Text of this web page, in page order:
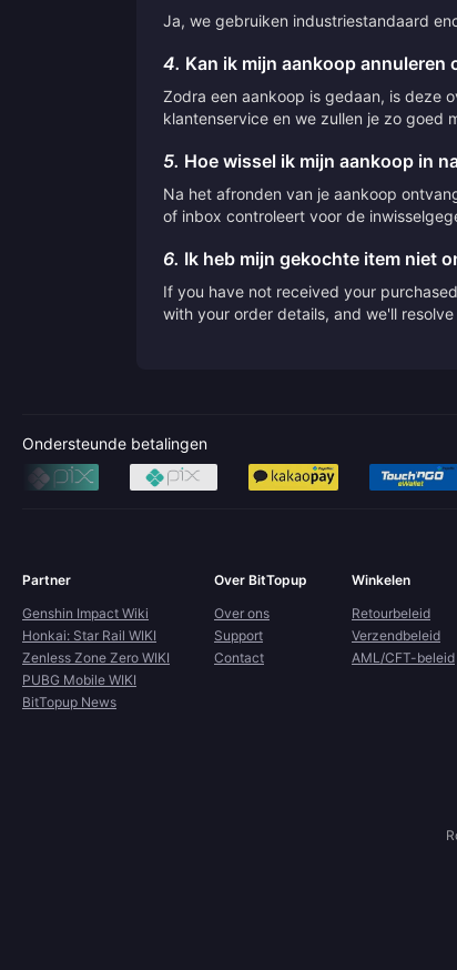
Ja, we gebruiken industriestandaard
4. Kan ik mijn aankoop
Zodra een aankoop is gedaan, is deze
klantenservice en we zullen je zo goed
5. Hoe wissel ik mijn aankoop in
Na het afronden van je aankoop
of inbox controleert voor de
6. Ik heb mijn gekochte item niet
If you have not received your
with your order details, and we'll
Ondersteunde betalingen
Partner
Genshin Impact Wiki
Honkai: Star Rail WIKI
Zenless Zone Zero WIKI
PUBG Mobile WIKI
BitTopup News
Over BitTopup
Over ons
Support
Contact
Winkelen
Retourbeleid
Verzendbeleid
AML/CFT-beleid